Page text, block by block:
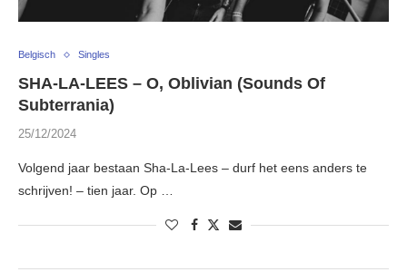
Belgisch Singles
SHA-LA-LEES – O, Oblivian (Sounds Of
Subterrania)
25/12/2024
Volgend jaar bestaan Sha-La-Lees – durf het eens anders te
schrijven! – tien jaar. Op …